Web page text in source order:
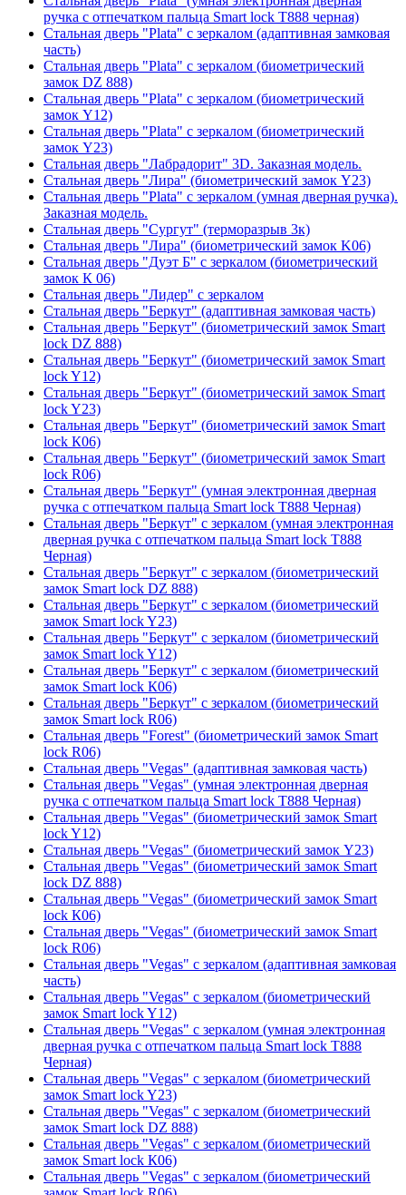
ручка с отпечатком пальца Smart lock T888 черная)
Стальная дверь "Plata" с зеркалом (адаптивная замковая
часть)
Стальная дверь "Plata" с зеркалом (биометрический
замок DZ 888)
Стальная дверь "Plata" с зеркалом (биометрический
замок Y12)
Стальная дверь "Plata" с зеркалом (биометрический
замок Y23)
Стальная дверь "Лабрадорит" 3D. Заказная модель.
Стальная дверь "Лира" (биометрический замок Y23)
Стальная дверь "Plata" с зеркалом (умная дверная ручка).
Заказная модель.
Стальная дверь "Сургут" (терморазрыв 3к)
Стальная дверь "Лира" (биометрический замок K06)
Стальная дверь "Дуэт Б" с зеркалом (биометрический
замок К 06)
Стальная дверь "Лидер" с зеркалом
Стальная дверь "Беркут" (адаптивная замковая часть)
Стальная дверь "Беркут" (биометрический замок Smart
lock DZ 888)
Стальная дверь "Беркут" (биометрический замок Smart
lock Y12)
Стальная дверь "Беркут" (биометрический замок Smart
lock Y23)
Стальная дверь "Беркут" (биометрический замок Smart
lock К06)
Стальная дверь "Беркут" (биометрический замок Smart
lock R06)
Стальная дверь "Беркут" (умная электронная дверная
ручка с отпечатком пальца Smart lock T888 Черная)
Стальная дверь "Беркут" с зеркалом (умная электронная
дверная ручка с отпечатком пальца Smart lock T888
Черная)
Стальная дверь "Беркут" с зеркалом (биометрический
замок Smart lock DZ 888)
Стальная дверь "Беркут" с зеркалом (биометрический
замок Smart lock Y23)
Стальная дверь "Беркут" с зеркалом (биометрический
замок Smart lock Y12)
Стальная дверь "Беркут" с зеркалом (биометрический
замок Smart lock К06)
Стальная дверь "Беркут" с зеркалом (биометрический
замок Smart lock R06)
Стальная дверь "Forest" (биометрический замок Smart
lock R06)
Стальная дверь "Vegas" (адаптивная замковая часть)
Стальная дверь "Vegas" (умная электронная дверная
ручка с отпечатком пальца Smart lock T888 Черная)
Стальная дверь "Vegas" (биометрический замок Smart
lock Y12)
Стальная дверь "Vegas" (биометрический замок Y23)
Стальная дверь "Vegas" (биометрический замок Smart
lock DZ 888)
Стальная дверь "Vegas" (биометрический замок Smart
lock К06)
Стальная дверь "Vegas" (биометрический замок Smart
lock R06)
Стальная дверь "Vegas" с зеркалом (адаптивная замковая
часть)
Стальная дверь "Vegas" с зеркалом (биометрический
замок Smart lock Y12)
Стальная дверь "Vegas" с зеркалом (умная электронная
дверная ручка с отпечатком пальца Smart lock T888
Черная)
Стальная дверь "Vegas" с зеркалом (биометрический
замок Smart lock Y23)
Стальная дверь "Vegas" с зеркалом (биометрический
замок Smart lock DZ 888)
Стальная дверь "Vegas" с зеркалом (биометрический
замок Smart lock К06)
Стальная дверь "Vegas" с зеркалом (биометрический